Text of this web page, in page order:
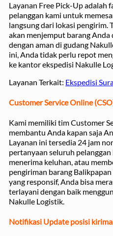
Layanan Free Pick-Up adalah
pelanggan kami untuk
langsung dari lokasi pengirim.
akan menjemput barang
dengan aman di gudang
ini, Anda tidak perlu repot
ke kantor ekspedisi Nakulle
Layanan Terkait: Ekspedisi
Customer Service Online
Kami memiliki tim Customer
membantu Anda kapan saja
Layanan ini tersedia 24 jam
pertanyaan seluruh
menerima keluhan, atau
pengiriman barang Balikpapan
yang responsif, Anda bisa
terlayani dengan baik
Nakulle Logistik.
Notifikasi Update posisi